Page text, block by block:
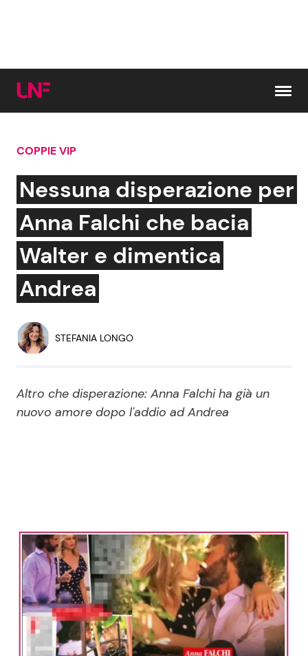
Cerca:
News e Cronaca
Attualità Italiana
Dal Mondo
Economia
Persone Scomparse
Politica
Gossip e TV
Bellezze VIP
Reality e Talent
News Musica
News Spettacolo
Benessere Cucina e Ricette
COPPIE VIP
Nessuna disperazione per
Anna Falchi che bacia
Walter e dimentica
Andrea
STEFANIA LONGO
Altro che disperazione: Anna Falchi ha già un
nuovo amore dopo l'addio ad Andrea